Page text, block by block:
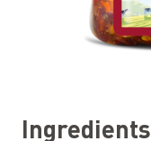
Ingredients